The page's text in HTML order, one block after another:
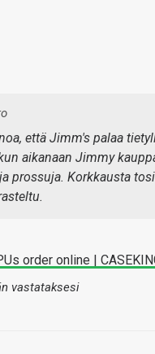
että Jimm's palaa
aikanaan Jimmy
prossuja. Korkkausta
order online |
vastataksesi